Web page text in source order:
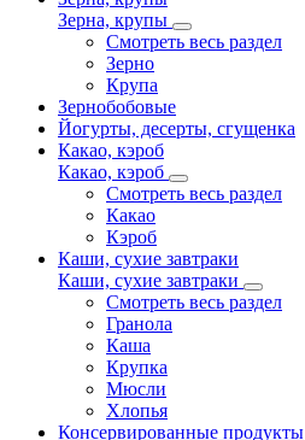
Зерна, крупы
Смотреть весь раздел
Зерно
Крупа
Зернобобовые
Йогурты, десерты, сгущенка
Какао, кэроб
Какао, кэроб
Смотреть весь раздел
Какао
Кэроб
Каши, сухие завтраки
Каши, сухие завтраки
Смотреть весь раздел
Гранола
Каша
Крупка
Мюсли
Хлопья
Консервированные продукты